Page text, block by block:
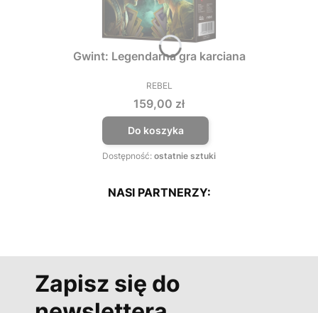
Gwint: Legendarna gra karciana
PRODUCENT
REBEL
Cena
159,00 zł
Do koszyka
Dostępność: ostatnie sztuki
NASI PARTNERZY:
Zapisz się do